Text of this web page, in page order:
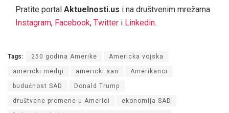
Pratite portal Aktuelnosti.us i na društvenim mrežama
Instagram, Facebook, Twitter i Linkedin.
Tags: 250 godina Amerike Americka vojska
americki mediji americki san Amerikanci
budućnost SAD Donald Trump
društvene promene u Americi ekonomija SAD